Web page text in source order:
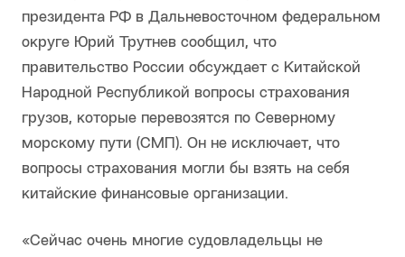
президента РФ в Дальневосточном федеральном
округе Юрий Трутнев сообщил, что
правительство России обсуждает с Китайской
Народной Республикой вопросы страхования
грузов, которые перевозятся по Северному
морскому пути (СМП). Он не исключает, что
вопросы страхования могли бы взять на себя
китайские финансовые организации.
«Сейчас очень многие судовладельцы не